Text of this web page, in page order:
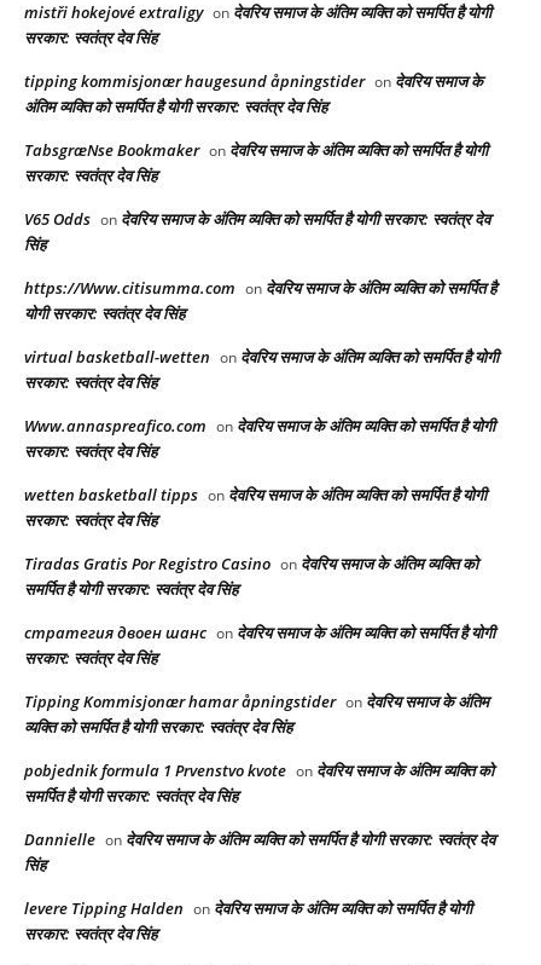
mistři hokejové extraligy on देवरिय समाज के अंतिम व्यक्ति को समर्पित है योगी
सरकार: स्वतंत्र देव सिंह
tipping kommisjonær haugesund åpningstider on देवरिय समाज के
अंतिम व्यक्ति को समर्पित है योगी सरकार: स्वतंत्र देव सिंह
TabsgræNse Bookmaker on देवरिय समाज के अंतिम व्यक्ति को समर्पित है योगी
सरकार: स्वतंत्र देव सिंह
V65 Odds on देवरिय समाज के अंतिम व्यक्ति को समर्पित है योगी सरकार: स्वतंत्र देव
सिंह
https://Www.citisumma.com on देवरिय समाज के अंतिम व्यक्ति को समर्पित है
योगी सरकार: स्वतंत्र देव सिंह
virtual basketball-wetten on देवरिय समाज के अंतिम व्यक्ति को समर्पित है योगी
सरकार: स्वतंत्र देव सिंह
Www.annaspreafico.com on देवरिय समाज के अंतिम व्यक्ति को समर्पित है योगी
सरकार: स्वतंत्र देव सिंह
wetten basketball tipps on देवरिय समाज के अंतिम व्यक्ति को समर्पित है योगी
सरकार: स्वतंत्र देव सिंह
Tiradas Gratis Por Registro Casino on देवरिय समाज के अंतिम व्यक्ति को
समर्पित है योगी सरकार: स्वतंत्र देव सिंह
стратегия двоен шанс on देवरिय समाज के अंतिम व्यक्ति को समर्पित है योगी
सरकार: स्वतंत्र देव सिंह
Tipping Kommisjonær hamar åpningstider on देवरिय समाज के अंतिम
व्यक्ति को समर्पित है योगी सरकार: स्वतंत्र देव सिंह
pobjednik formula 1 Prvenstvo kvote on देवरिय समाज के अंतिम व्यक्ति को
समर्पित है योगी सरकार: स्वतंत्र देव सिंह
Dannielle on देवरिय समाज के अंतिम व्यक्ति को समर्पित है योगी सरकार: स्वतंत्र देव
सिंह
levere Tipping Halden on देवरिय समाज के अंतिम व्यक्ति को समर्पित है योगी
सरकार: स्वतंत्र देव सिंह